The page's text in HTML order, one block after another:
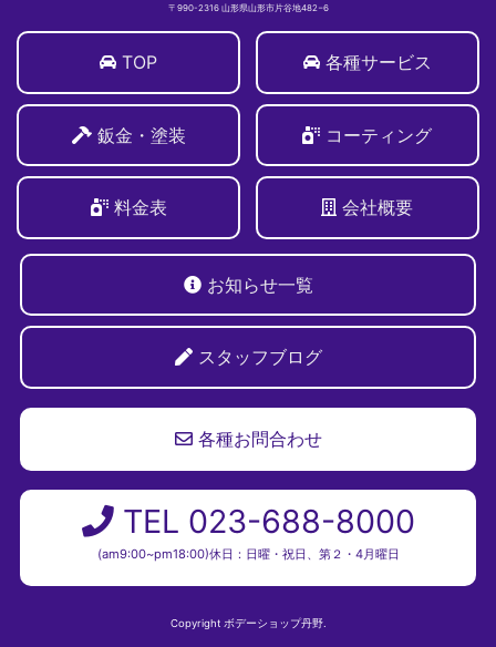
〒990-2316 山形県山形市片谷地482−6
TOP 各種サービス
鈑金・塗装 コーティング
料金表 会社概要
お知らせ一覧
スタッフブログ
各種お問合わせ
TEL 023-688-8000
(am9:00~pm18:00)休日：日曜・祝日、第２・4月曜日
Copyright ボデーショップ丹野.